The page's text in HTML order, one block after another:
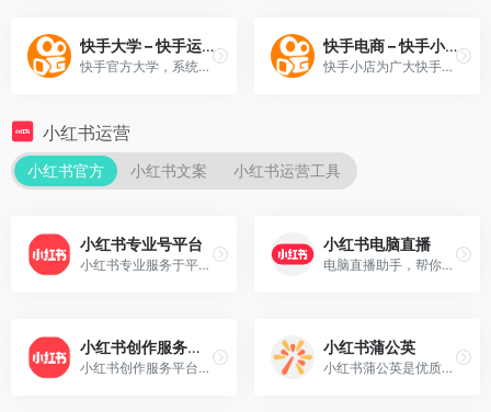
快手大学 – 快手运营学院
快手官方大学，系统化学习快手运营。
快手电商 – 快手小店
快手小店为广大快手电商主播与用户提供了电商交易工具
小红书运营
小红书官方 小红书文案 小红书运营工具
小红书专业号平台
⼩红书专业服务于平中有业图的、体⼯户业，是基于账资质申请的专业账，故不持已封或属于禁⾏业的账进⾏申请，且也不持在审过中更换主体型。
小红书电脑直播
电脑直播助手，帮你开启便捷直播之旅，配合小红书App可以体验直播完整功能
小红书创作服务平台
小红书创作服务平台为小红书创作者和机构提供视频上传、数据分析、粉丝管理、创作指导等多项运营服务，助力用户解锁更多创作者专属功能，体验高效创作！
小红书蒲公英
小红书蒲公英是优质创作者商业合作服务平台。超2亿月活的年轻用户在小红书标记美好生活。笔记合作/新品试用/直播带货，多样的合作方式充分释放创作者营销价值！